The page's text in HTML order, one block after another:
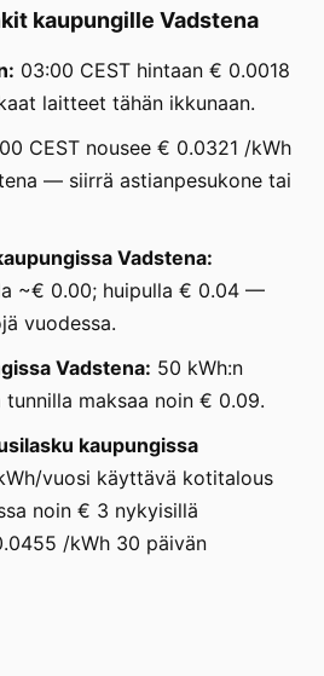
kaupungille Vadstena
03:00 CEST hintaan € 0.0018
laitteet tähän ikkunaan.
CEST nousee € 0.0321 /kWh
— siirrä astianpesukone tai
Vadstena:
~€ 0.00; huipulla € 0.04 —
vuodessa.
Vadstena: 50 kWh:n
tunnilla maksaa noin € 0.09.
kaupungissa
vuosi käyttävä kotitalous
noin € 3 nykyisillä
/kWh 30 päivän